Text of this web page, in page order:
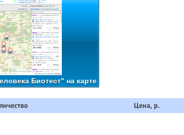
Биотест" на карте
Цена, р.